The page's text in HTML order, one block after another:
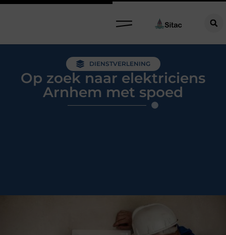
DIENSTVERLENING
Op zoek naar elektriciens
Arnhem met spoed